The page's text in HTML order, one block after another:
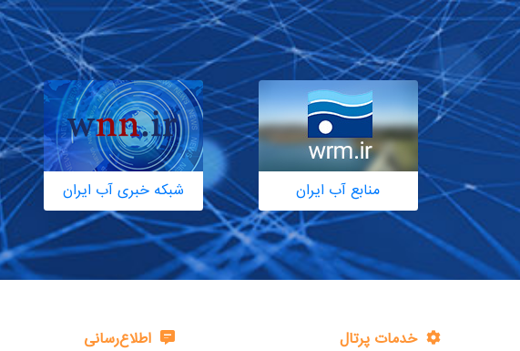
منابع آب ایران شبکه خبری آب ایران
خدمات پرتال اطلاع‌رسانی